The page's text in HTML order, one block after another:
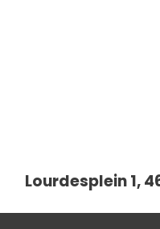
Lourdesplein 1,